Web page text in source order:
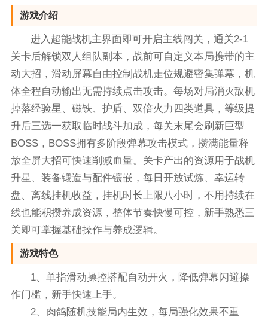
游戏介绍
进入超能战机主界面即可开启主线闯关，通关2-1
关卡后解锁双人组队副本，战前可自定义本局携带的主
动大招，滑动屏幕自由控制战机走位规避密集弹幕，机
体全程自动输出无需持续点击攻击。每场对局消灭敌机
掉落经验星、磁铁、护盾、双倍火力四类道具，等级提
升后三选一获取临时战斗加成，每关末尾会刷新巨型
BOSS，BOSS拥有多阶段弹幕攻击模式，攒满能量释
放全屏大招可快速削减血量。关卡产出的资源用于战机
升星、装备锻造与配件镶嵌，每日开放试炼、幸运转
盘、离线挂机收益，挂机时长上限八小时，不用持续在
线也能积攒养成资源，整体节奏快慢可控，新手熟悉三
关即可掌握基础操作与养成逻辑。
游戏特色
1、单指滑动操控搭配自动开火，降低弹幕闪避操
作门槛，新手快速上手。
2、肉鸽随机技能局内生效，每局强化效果不重